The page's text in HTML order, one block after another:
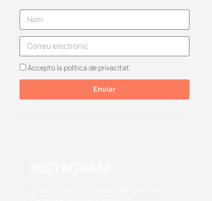
Accepto la política de privacitat.
Enviar